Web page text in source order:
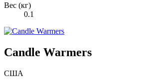
Вес (кг)
0.1
Candle Warmers
США